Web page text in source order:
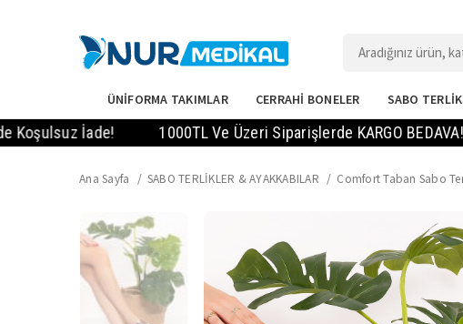
ÜNİFORMA TAKIMLAR CERRAHİ BONELER SABO
İade! 1000TL Ve Üzeri Siparişlerde KARGO BEDAVA! -
Ana Sayfa SABO TERLİKLER & AYAKKABILAR Comfort Taban Sabo